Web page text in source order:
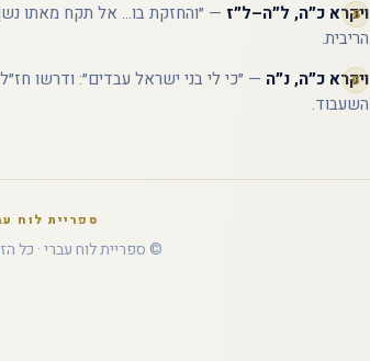
ויקרא כ״ה, ל״ה–ל״ז — ״והחזקת בו... אל תקח מאתו
הריבית.
ויקרא כ״ה, נ״ה — ״כי לי בני ישראל עבדים״: ודרשו
השעבוד.
ספריית לוח
© ספריית לוח עברי · כל